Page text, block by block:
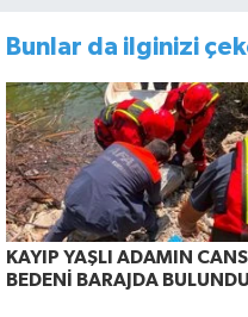
Bunlar da ilginizi
KAYIP YAŞLI ADAMIN
BEDENİ BARAJDA BULUNDU